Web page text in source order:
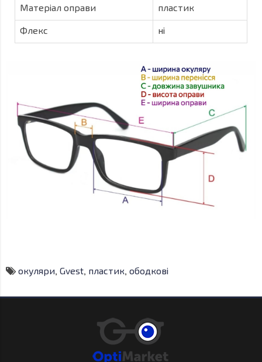
Матеріал оправи пластик
Флекс ні
окуляри, Gvest, пластик, ободкові